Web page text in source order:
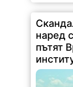
наред
пътят